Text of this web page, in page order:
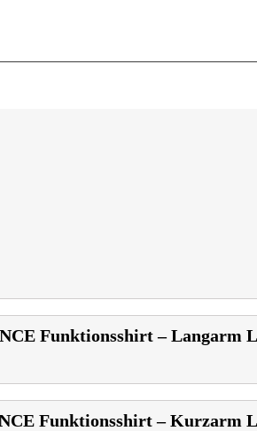
Funktionsshirt – Langarm L
Funktionsshirt – Kurzarm L